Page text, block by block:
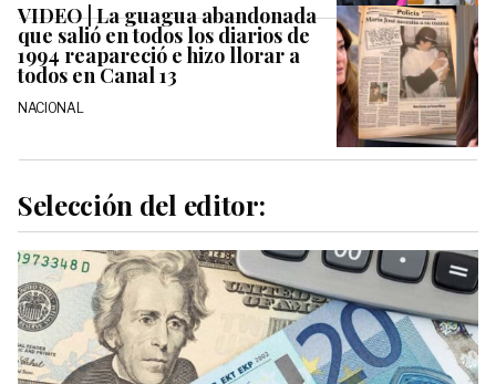
VIDEO | La guagua abandonada
que salió en todos los diarios de
1994 reapareció e hizo llorar a
todos en Canal 13
NACIONAL
Selección del editor: